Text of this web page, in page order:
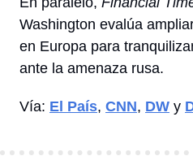
Washington evalúa
en Europa para
ante la amenaza rusa.
Vía: El País, CNN, DW y